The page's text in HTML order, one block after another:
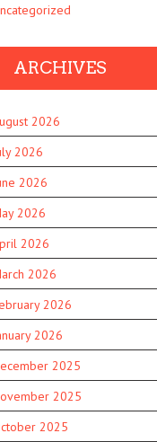
ARCHIVES
2026
2026
2026
2026
2026
2026
2026
2026
2025
2025
2025